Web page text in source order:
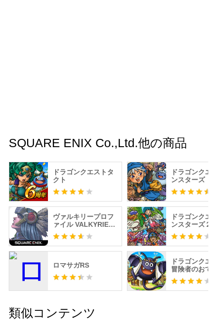
SQUARE ENIX Co.,Ltd.他の商品
ドラゴンクエストタ
クト
ドラゴンクエ
ンスターズ
のワンダーラ
ヴァルキリープロフ
ァイル VALKYRIE
PROFILE
ドラゴンクエ
ンスターズ２
とルカの不思
SP
ロマサガRS
ドラゴンク
冒険者のおで
便利ツール
類似コンテンツ